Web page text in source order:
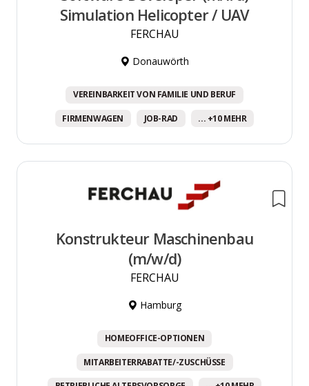
Simulation Helicopter / UAV
FERCHAU
Donauwörth
VEREINBARKEIT VON FAMILIE UND BERUF
FIRMENWAGEN JOB-RAD ... +10 MEHR
Konstrukteur Maschinenbau
(m/w/d)
FERCHAU
Hamburg
HOMEOFFICE-OPTIONEN
MITARBEITERRABATTE/-ZUSCHÜSSE